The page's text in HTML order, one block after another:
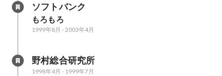
ソフトバンク
もろもろ
1999年8月 -2003年4月
野村総合研究所
1998年4月 - 1999年7月